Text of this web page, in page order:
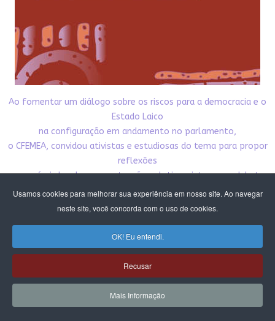
Usamos cookies para melhorar sua experiência em nosso site. Ao navegar
neste site, você concorda com o uso de cookies.
OK! Eu entendi.
Recusar
Mais Informação
Ao fomentar um diálogo sobre os riscos para a democracia e o
Estado Laico
na configuração em andamento no parlamento,
o CFEMEA, convidou ativistas e estudiosas do tema para propor
reflexões
e possíveis brechas para atuação coletiva, visto que o debate
da laicidade
está intrinsecamente ligado à autonomia sexual das mulheres
Nesta publicação damos acesso público aos textos
produzidos pelo debate. Esperamos que
contribua para nossa incidência pela democracia,
pelo Estado laico e pelos direitos das mulheres e meninas.
CLIQUE E BAIXE A PUBLICAÇÃO